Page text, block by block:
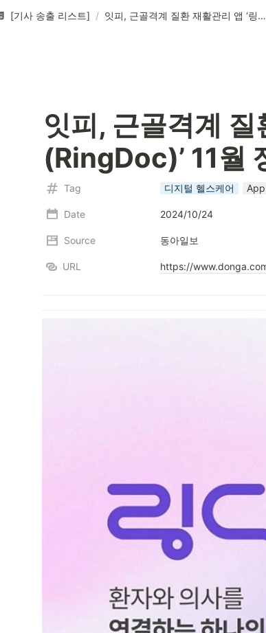
[기사 송출 리스트] / 잇피, 근골격계 질환 재활관리 앱 ‘링닥(RingDoc)’ 11월 정식출시 예정
잇피, 근골격계 질
(RingDoc)’ 11월
Tag 디지털 헬스케어 App
Date 2024/10/24
Source 동아일보
URL https://